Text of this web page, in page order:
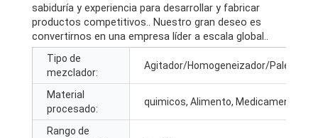
sabiduría y experiencia para desarrollar y fabricar
productos competitivos.. Nuestro gran deseo es
convertirnos en una empresa líder a escala global..
Tipo de
mezclador:
Agitador/Homogeneizador/Paleta/
Material
procesado:
quimicos, Alimento, Medicamento
Rango de